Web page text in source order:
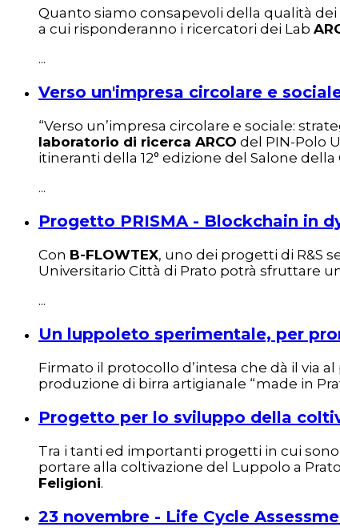
Quanto siamo consapevoli della qualità
a cui risponderanno i ricercatori dei Lab
...
Verso un'impresa circolare e
“Verso un’impresa circolare e sociale:
laboratorio di ricerca ARCO del PIN-Polo
itineranti della 12° edizione del Salone della
...
Progetto PRISMA - Blockchain in
Con B-FLOWTEX, uno dei progetti di R&S
Universitario Città di Prato potrà sfruttare
...
Un luppoleto sperimentale, per
Firmato il protocollo d’intesa che dà il via
produzione di birra artigianale “made in
Progetto per lo sviluppo della
Tra i tanti ed importanti progetti in cui
portare alla coltivazione del Luppolo a
Feligioni.
23 novembre - Life Cycle